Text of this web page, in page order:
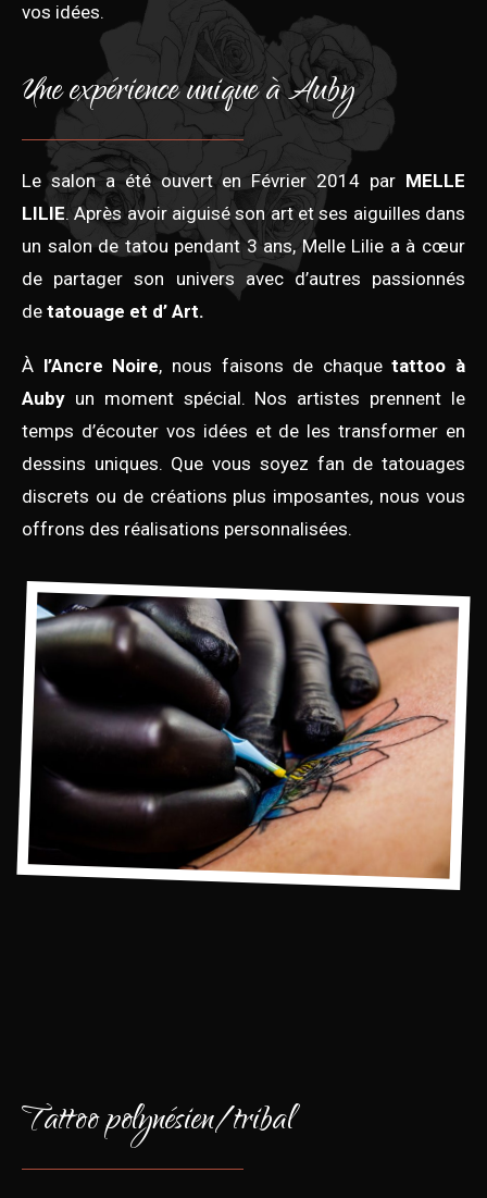
vos idées.
Une expérience unique à Auby
Le salon a été ouvert en Février 2014 par MELLE
LILIE. Après avoir aiguisé son art et ses aiguilles dans
un salon de tatou pendant 3 ans, Melle Lilie a à cœur
de partager son univers avec d’autres passionnés
de tatouage et d’ Art.
À l’Ancre Noire, nous faisons de chaquetattoo à
Auby un moment spécial. Nos artistes prennent le
temps d’écouter vos idées et de les transformer en
dessins uniques. Que vous soyez fan de tatouages
discrets ou de créations plus imposantes, nous vous
offrons des réalisations personnalisées.
Tattoo polynésien/tribal